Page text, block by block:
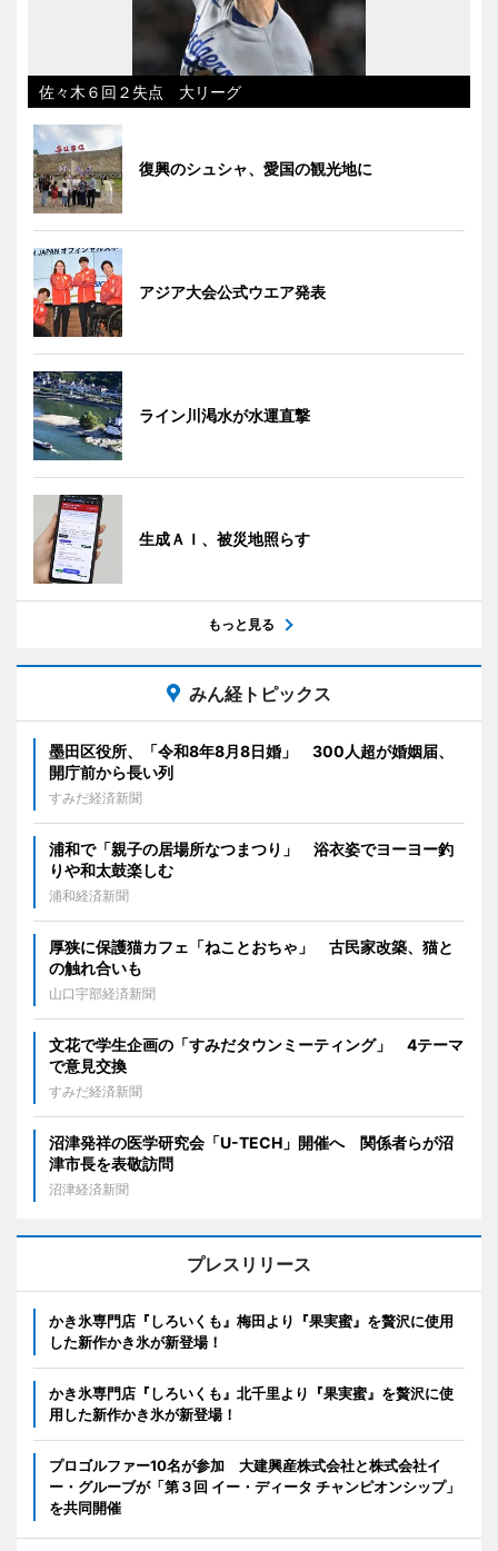
佐々木６回２失点 大リーグ
復興のシュシャ、愛国の観光地に
アジア大会公式ウエア発表
ライン川渇水が水運直撃
生成ＡＩ、被災地照らす
もっと見る
みん経トピックス
墨田区役所、「令和8年8月8日婚」 300人超が婚姻届、
開庁前から長い列
すみだ経済新聞
浦和で「親子の居場所なつまつり」 浴衣姿でヨーヨー釣
りや和太鼓楽しむ
浦和経済新聞
厚狭に保護猫カフェ「ねことおちゃ」 古民家改築、猫と
の触れ合いも
山口宇部経済新聞
文花で学生企画の「すみだタウンミーティング」 4テーマ
で意見交換
すみだ経済新聞
沼津発祥の医学研究会「U-TECH」開催へ 関係者らが沼
津市長を表敬訪問
沼津経済新聞
プレスリリース
かき氷専門店『しろいくも』梅田より『果実蜜』を贅沢に使用
した新作かき氷が新登場！
かき氷専門店『しろいくも』北千里より『果実蜜』を贅沢に使
用した新作かき氷が新登場！
プロゴルファー10名が参加 大建興産株式会社と株式会社イ
ー・グルーブが「第３回 イー・ディータ チャンピオンシップ」
を共同開催